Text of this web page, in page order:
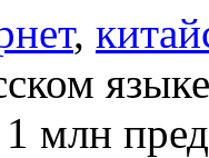
,
1 млн